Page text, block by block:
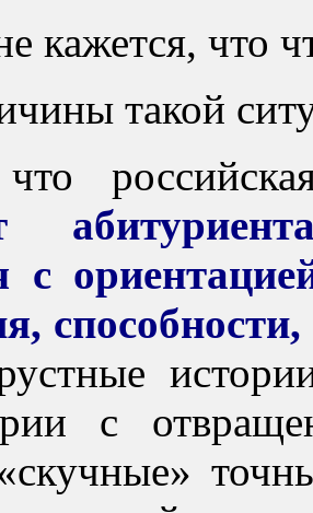
кажется, что
такой
с
с